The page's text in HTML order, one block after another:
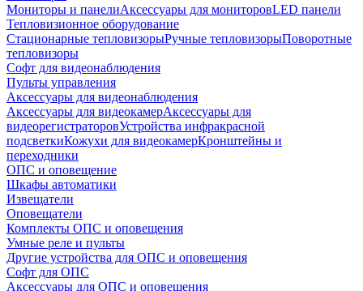
Мониторы и панелиАксессуары для мониторовLED панели
Тепловизионное оборудование
Стационарные тепловизорыРучные тепловизорыПоворотные
тепловизоры
Софт для видеонаблюдения
Пульты управления
Аксессуары для видеонаблюдения
Аксессуары для видеокамерАксессуары для
видеорегистраторовУстройства инфракрасной
подсветкиКожухи для видеокамерКронштейны и
переходники
ОПС и оповещение
Шкафы автоматики
Извещатели
Оповещатели
Комплекты ОПС и оповещения
Умные реле и пульты
Другие устройства для ОПС и оповещения
Софт для ОПС
Аксессуары для ОПС и оповещения